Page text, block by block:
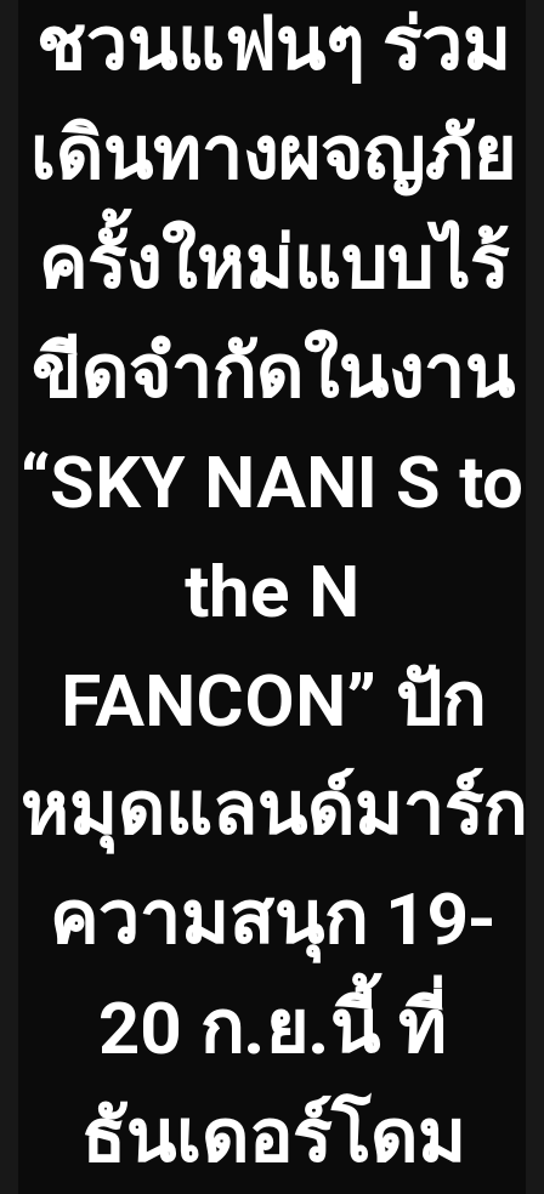
ชวนแฟนๆ ร่วม
เดินทางผจญภัย
ครั้งใหม่แบบไร้
ขีดจำกัดในงาน
“SKY NANI S to
the N
FANCON” ปัก
หมุดแลนด์มาร์ก
ความสนุก 19-
20 ก.ย.นี้ ที่
ธันเดอร์โดม